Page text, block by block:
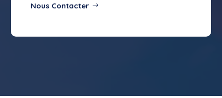
Nous Contacter